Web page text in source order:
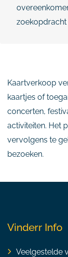
zoekopdracht
Kaartverkoop
kaartjes of
concerten,
activiteiten. Het
vervolgens te
bezoeken.
Vinderr Info
Veelgestelde